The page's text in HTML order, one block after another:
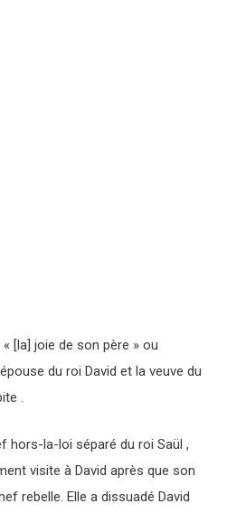
du roi David et la veuve du
.
hors-la-loi séparé du roi Saül ,
visite à David après que son
rebelle. Elle a dissuadé David